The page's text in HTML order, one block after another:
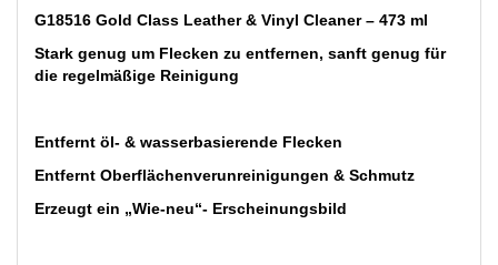
G18516 Gold Class Leather & Vinyl Cleaner – 473 ml
Stark genug um Flecken zu entfernen, sanft genug für
die regelmäßige Reinigung
Entfernt öl- & wasserbasierende Flecken
Entfernt Oberflächenverunreinigungen & Schmutz
Erzeugt ein „Wie-neu“- Erscheinungsbild